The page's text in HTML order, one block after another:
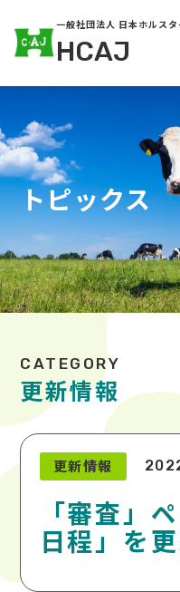
一般社団法人 日本ホルス
HCAJ
トピックス
更新情報
更新情報
「審査」
日程」を更